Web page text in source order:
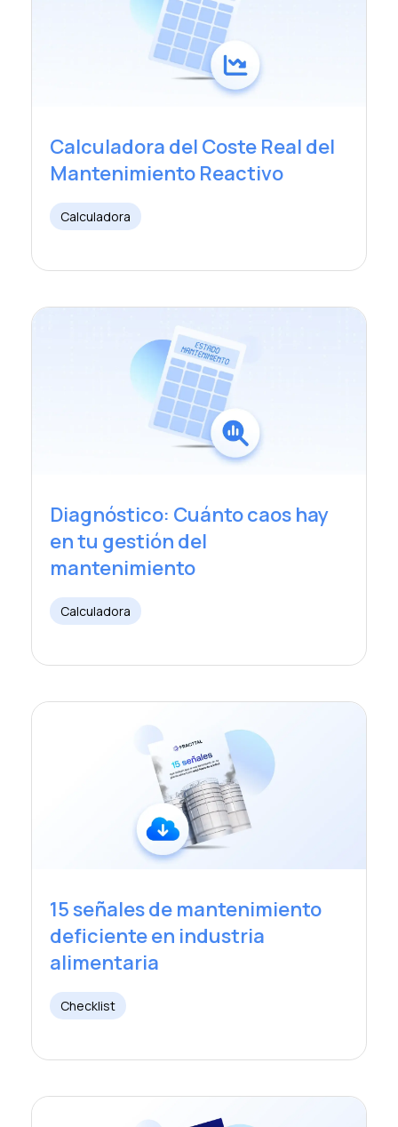
Calculadora del Coste Real del
Mantenimiento Reactivo
Calculadora
Diagnóstico: Cuánto caos hay
en tu gestión del
mantenimiento
Calculadora
15 señales de mantenimiento
deficiente en industria
alimentaria
Checklist